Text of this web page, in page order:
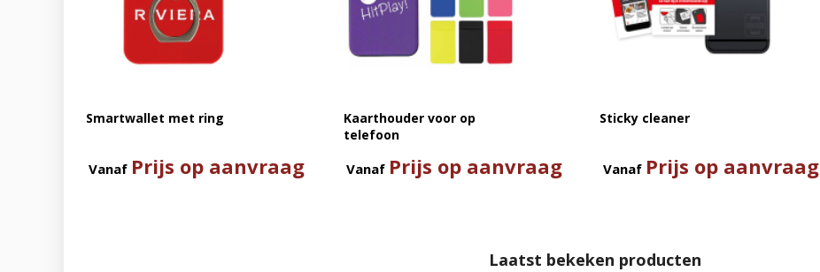
Smartwallet met ring
Vanaf Prijs op aanvraag
Kaarthouder voor op
telefoon
Vanaf Prijs op aanvraag
Sticky cleaner
Vanaf Prijs op aanvraag
Laatst bekeken producten